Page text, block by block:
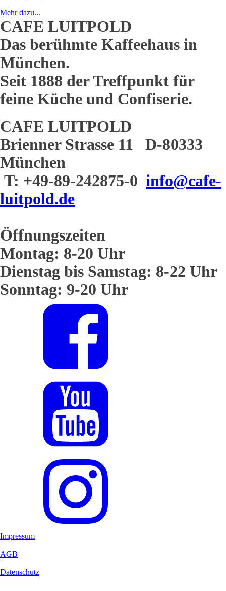
Mehr dazu...
CAFE LUITPOLD
Das berühmte Kaffeehaus in
München.
Seit 1888 der Treffpunkt für
feine Küche und Confiserie.
CAFE LUITPOLD
Brienner Strasse 11 D-80333
München
T: +49-89-242875-0 info@cafe-
luitpold.de
Öffnungszeiten
Montag: 8-20 Uhr
Dienstag bis Samstag: 8-22 Uhr
Sonntag: 9-20 Uhr
Impressum
|
AGB
|
Datenschutz